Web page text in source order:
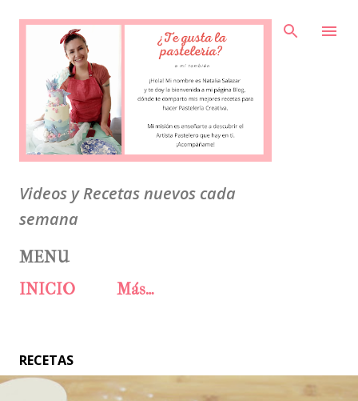
Ir al contenido principal
Videos y Recetas nuevos cada
semana
MENU
INICIO
Más…
RECETAS